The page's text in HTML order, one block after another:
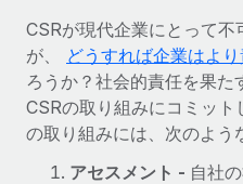
CSRが現代企業にとって
が、 どうすれば企業はよ
ろうか？社会的責任を果た
CSRの取り組みにコミッ
の取り組みには、次のよう
アセスメント - 自社